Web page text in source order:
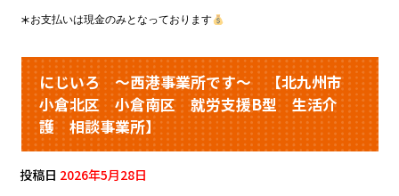
＊お支払いは現金のみとなっております
にじいろ ～西港事業所です～ 【北九州市
小倉北区 小倉南区 就労支援B型 生活介
護 相談事業所】
投稿日 2026年5月28日